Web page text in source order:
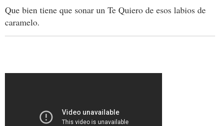
Que bien tiene que sonar un Te Quiero de esos labios de
caramelo.